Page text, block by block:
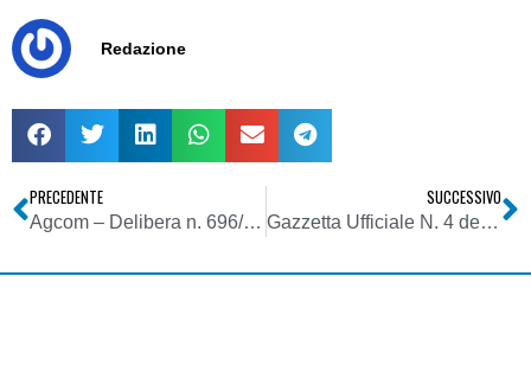
Redazione
PRECEDENTE
Agcom – Delibera n. 696/06/CONS
SUCCESSIVO
Gazzetta Ufficiale N. 4 del 5 Gennaio 2007 – Agcom Deliberazione 19 dicembre 2006